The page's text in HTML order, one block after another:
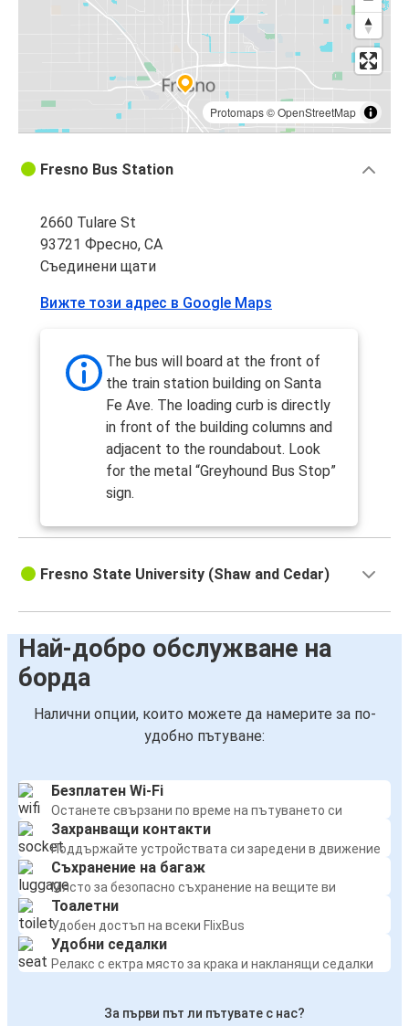
Protomaps©OpenStreetMap
Fresno Bus Station
2660 Tulare St
93721 Фресно, CA
Съединени щати
Вижте този адрес в Google Maps
The bus will board at the front of
the train station building on Santa
Fe Ave. The loading curb is directly
in front of the building columns and
adjacent to the roundabout. Look
for the metal “Greyhound Bus Stop”
sign.
Fresno State University (Shaw and Cedar)
Най-добро обслужване на
борда
Налични опции, които можете да намерите за по-
удобно пътуване:
Безплатен Wi-Fi
Останете свързани по време на пътуването си
Захранващи контакти
Поддържайте устройствата си заредени в движение
Съхранение на багаж
Място за безопасно съхранение на вещите ви
Тоалетни
Удобен достъп на всеки FlixBus
Удобни седалки
Релакс с ектра място за крака и накланящи седалки
За първи път ли пътувате с нас?